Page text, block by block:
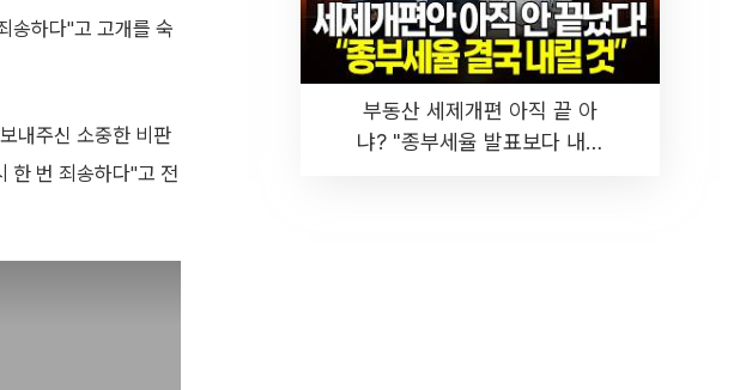
송하다"고 고개를 숙
내주신 소중한 비판
한 번 죄송하다"고 전
부동산 세제개편 아직 끝 아
냐? "종부세율 발표보다 내릴